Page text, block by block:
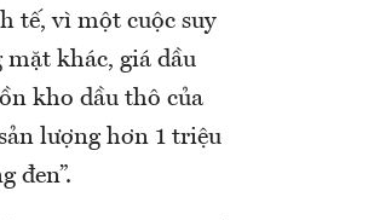
tế, vì một cuộc suy
mặt khác, giá dầu
kho dầu thô của
lượng hơn 1 triệu
đen”.